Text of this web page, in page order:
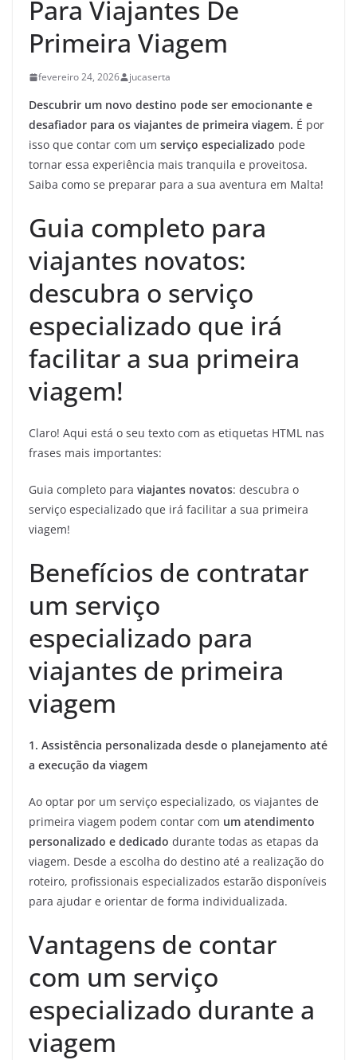
Para Viajantes De
Primeira Viagem
fevereiro 24, 2026 jucaserta
Descubrir um novo destino pode ser emocionante e
desafiador para os viajantes de primeira viagem. É por
isso que contar com um serviço especializado pode
tornar essa experiência mais tranquila e proveitosa.
Saiba como se preparar para a sua aventura em Malta!
Guia completo para
viajantes novatos:
descubra o serviço
especializado que irá
facilitar a sua primeira
viagem!
Claro! Aqui está o seu texto com as etiquetas HTML nas
frases mais importantes:
Guia completo para viajantes novatos: descubra o
serviço especializado que irá facilitar a sua primeira
viagem!
Benefícios de contratar
um serviço
especializado para
viajantes de primeira
viagem
1. Assistência personalizada desde o planejamento até
a execução da viagem
Ao optar por um serviço especializado, os viajantes de
primeira viagem podem contar com um atendimento
personalizado e dedicado durante todas as etapas da
viagem. Desde a escolha do destino até a realização do
roteiro, profissionais especializados estarão disponíveis
para ajudar e orientar de forma individualizada.
Vantagens de contar
com um serviço
especializado durante a
viagem